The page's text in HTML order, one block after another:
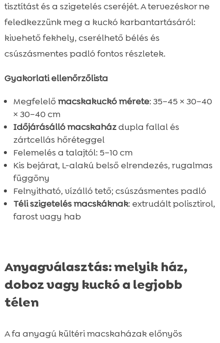
tisztítást és a szigetelés cseréjét. A tervezéskor ne
feledkezzünk meg a kuckó karbantartásáról:
kivehető fekhely, cserélhető bélés és
csúszásmentes padló fontos részletek.
Gyakorlati ellenőrzőlista
Megfelelő macskakuckó mérete: 35–45 × 30–40
× 30–40 cm
Időjárásálló macskaházdupla fallal és
zártcellás hőréteggel
Felemelés a talajtól: 5–10 cm
Kis bejárat, L-alakú belső elrendezés, rugalmas
függöny
Felnyitható, vízálló tető; csúszásmentes padló
Téli szigetelés macskáknak: extrudált polisztirol,
farost vagy hab
Anyagválasztás: melyik ház,
doboz vagy kuckó a legjobb
télen
A fa anyagú kültéri macskaházak előnyös